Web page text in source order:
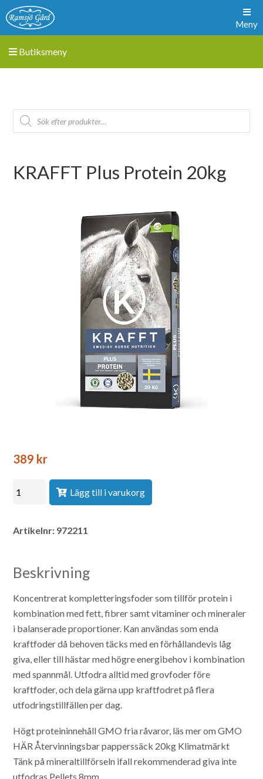
Meny
Butiksmeny
KRAFFT Plus Protein 20kg
389 kr
Lägg till i varukorg
Artikelnr: 972211
Beskrivning
Koncentrerat kompletteringsfoder som tillför protein i
kombination med fett, fibrer samt vitaminer och mineraler
i balanserade proportioner. Kan användas som enda
kraftfoder då behoven täcks med en förhållandevis låg
giva, eller till hästar med högre energibehov i kombination
med spannmål. Utfodra alltid med grovfoder före
kraftfoder, och dela gärna upp kraftfodret på flera
utfodringstillfällen per dag.
Högt proteininnehållGMO fria råvaror, läs mer om GMO
HÄRÅtervinningsbar papperssäck 20kg Klimatmärkt
Tänk på mineraltillförseln ifall rekommenderad giva inte
utfodras Pellets 8mm